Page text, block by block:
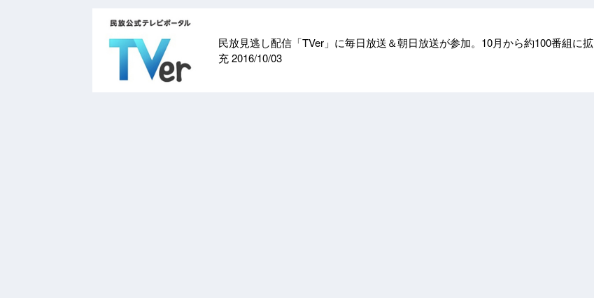
民放見逃し配信「TVer」に毎日放送＆朝日放送が参加。10月から約100番組に拡
充2016/10/03